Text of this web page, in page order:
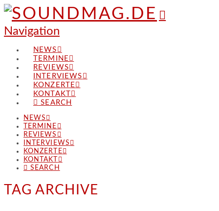
Navigation
NEWS
TERMINE
REVIEWS
INTERVIEWS
KONZERTE
KONTAKT
SEARCH
NEWS
TERMINE
REVIEWS
INTERVIEWS
KONZERTE
KONTAKT
SEARCH
TAG ARCHIVE